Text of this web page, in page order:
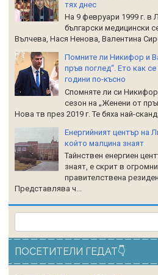
тях днес
На 9 февруари 1999 г. в
български медицински
Вълчева, Нася Ненова, Валентина
Помните ли Никифор и
пръв поглед“. Ето как
години по-късно
Спомняте ли си
сезон на „Женени от
Нова тв през 2019 г. Те бяха най-
Енергийният център
който малцина знаят
Тайнствен енергиен
знаят, е скрит в
правителствена
Представлява ч...
ПОСЕТИТЕЛИ ГЕДАТ👇